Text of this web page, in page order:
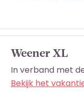
Weener XL
In verband met
Bekijk het